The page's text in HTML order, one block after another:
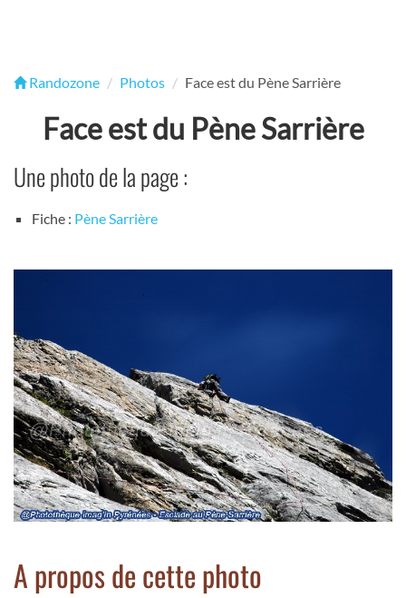
Randozone Photos Face est du Pène Sarrière
Face est du Pène Sarrière
Une photo de la page :
Fiche : Pène Sarrière
A propos de cette photo